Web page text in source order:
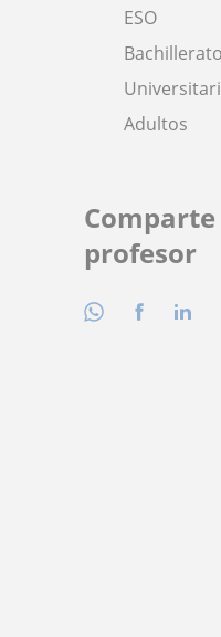
ESO
Bachillerato
Adultos
Comparte
profesor